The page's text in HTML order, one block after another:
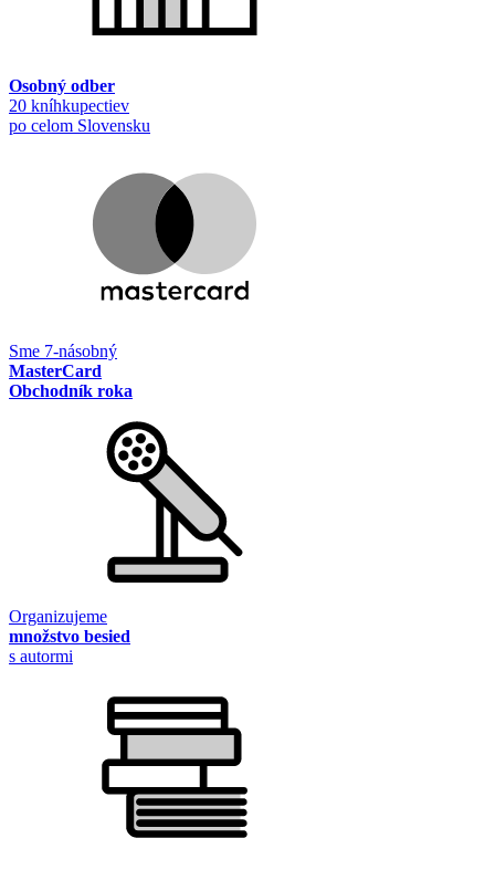
Osobný odber
20 kníhkupectiev
po celom Slovensku
Sme 7-násobný
MasterCard
Obchodník roka
Organizujeme
množstvo besied
s autormi